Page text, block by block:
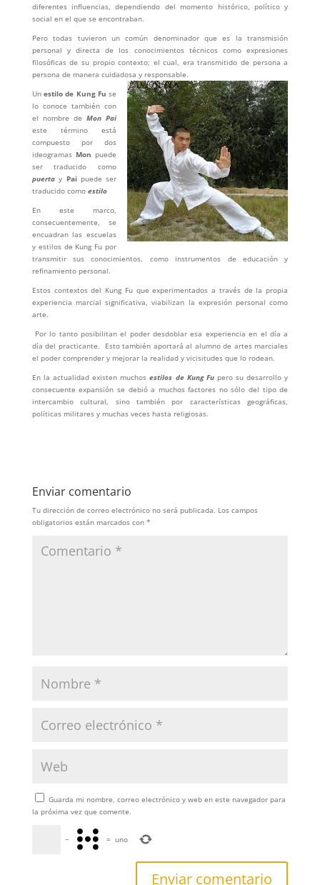
diferentes influencias, dependiendo del momento histórico, político y
social en el que se encontraban.
Pero todas tuvieron un común denominador que es la transmisión
personal y directa de los conocimientos técnicos como expresiones
filosóficas de su propio contexto; el cual, era transmitido de persona a
persona de manera cuidadosa y responsable.
Unestilo de Kung Fu se
lo conoce también con
el nombre deMon Pai
este término está
compuesto por dos
ideogramas Mon puede
ser traducido como
puertay Paipuede ser
traducido como estilo
En este marco,
consecuentemente, se
encuadran las escuelas
y estilos de Kung Fu por
transmitir sus conocimientos, como instrumentos de educación y
refinamiento personal.
Estos contextos del Kung Fu que experimentados a través de la propia
experiencia marcial significativa, viabilizan la expresión personal como
arte.
Por lo tanto posibilitan el poder desdoblar esa experiencia en el día a
día del practicante. Esto también aportará al alumno de artes marciales
el poder comprender y mejorar la realidad y vicisitudes que lo rodean.
En la actualidad existen muchosestilos de Kung Fupero su desarrollo y
consecuente expansión se debió a muchos factores no sólo del tipo de
intercambio cultural, sino también por características geográficas,
políticas militares y muchas veces hasta religiosas.
Enviar comentario
Tu dirección de correo electrónico no será publicada. Los campos
obligatorios están marcados con *
Guarda mi nombre, correo electrónico y web en este navegador para
la próxima vez que comente.
− = uno